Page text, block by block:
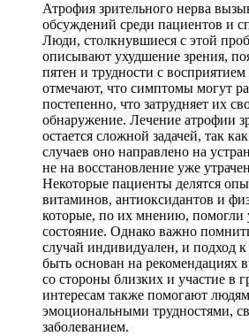
Атрофия зрительного нерва
обсуждений среди пациентов и
Люди, столкнувшиеся с этой
описывают ухудшение зрения,
пятен и трудности с
отмечают, что симптомы могут
постепенно, что затрудняет их
обнаружение. Лечение атрофии
остается сложной задачей, так
случаев оно направлено на
не на восстановление уже
Некоторые пациенты делятся
витаминов, антиоксидантов и
которые, по их мнению, помогли
состояние. Однако важно
случай индивидуален, и подход
быть основан на рекомендациях
со стороны близких и участие в
интересам также помогают людям
эмоциональными трудностями,
заболеванием.